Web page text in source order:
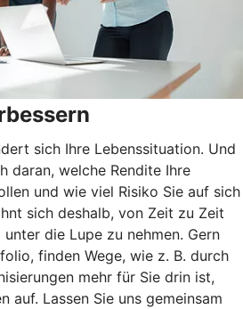
sich Ihre Lebenssituation. Und
daran, welche Rendite Ihre
und wie viel Risiko Sie auf sich
sich deshalb, von Zeit zu Zeit
die Lupe zu nehmen. Gern
finden Wege, wie z. B. durch
mehr für Sie drin ist,
auf. Lassen Sie uns gemeinsam